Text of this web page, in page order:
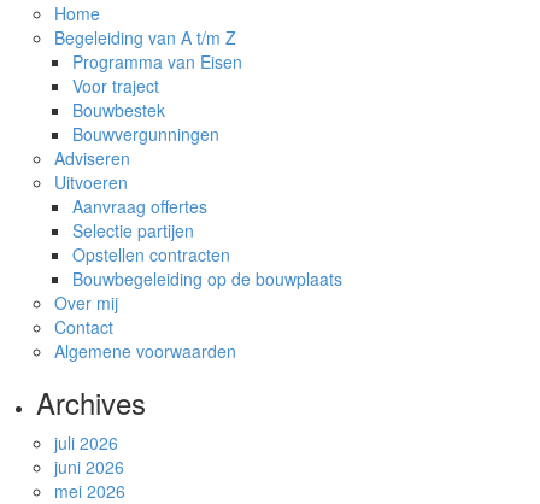
Home
Begeleiding van A t/m Z
Programma van Eisen
Voor traject
Bouwbestek
Bouwvergunningen
Adviseren
Uitvoeren
Aanvraag offertes
Selectie partijen
Opstellen contracten
Bouwbegeleiding op de bouwplaats
Over mij
Contact
Algemene voorwaarden
Archives
juli 2026
juni 2026
mei 2026